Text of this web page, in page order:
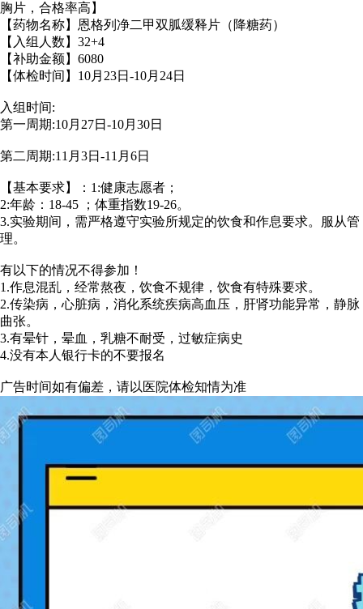
胸片，合格率高】
【药物名称】恩格列净二甲双胍缓释片（降糖药）
【入组人数】32+4
【补助金额】6080
【体检时间】10月23日-10月24日
入组时间:
第一周期:10月27日-10月30日
第二周期:11月3日-11月6日
【基本要求】：1:健康志愿者；
2:年龄：18-45 ；体重指数19-26。
3.实验期间，需严格遵守实验所规定的饮食和作息要求。服从管
理。
有以下的情况不得参加！
1.作息混乱，经常熬夜，饮食不规律，饮食有特殊要求。
2.传染病，心脏病，消化系统疾病高血压，肝肾功能异常，静脉
曲张。
3.有晕针，晕血，乳糖不耐受，过敏症病史
4.没有本人银行卡的不要报名
广告时间如有偏差，请以医院体检知情为准